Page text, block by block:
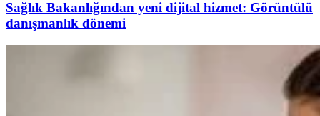
Sağlık Bakanlığından yeni dijital hizmet: Görüntülü
danışmanlık dönemi